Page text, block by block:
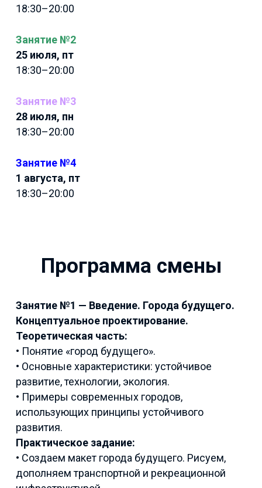
18:30–20:00
Занятие №2
25 июля, пт
18:30–20:00
Занятие №3
28 июля, пн
18:30–20:00
Занятие №4
1 августа, пт
18:30–20:00
Программа смены
Занятие №1 — Введение. Города будущего.
Концептуальное проектирование.
Теоретическая часть:
• Понятие «город будущего».
• Основные характеристики: устойчивое
развитие, технологии, экология.
• Примеры современных городов,
использующих принципы устойчивого
развития.
Практическое задание:
• Создаем макет города будущего. Рисуем,
дополняем транспортной и рекреационной